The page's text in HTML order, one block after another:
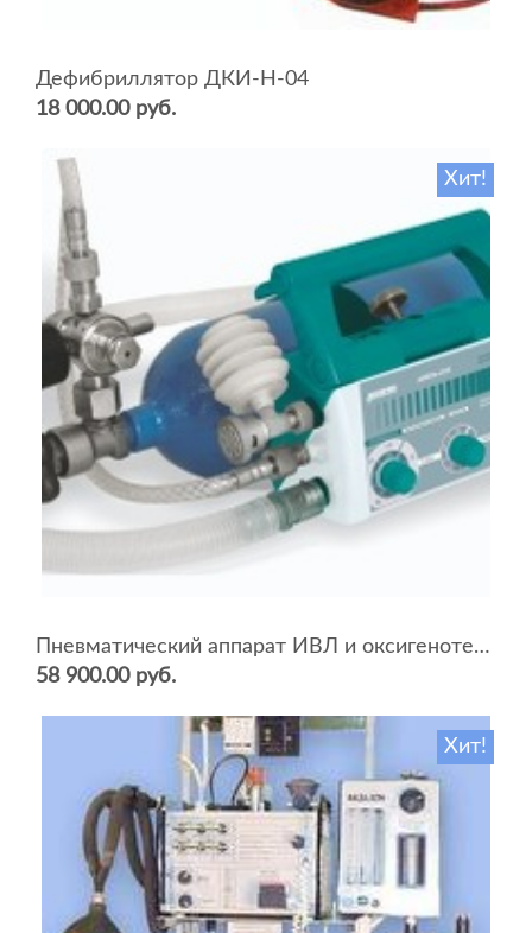
Дефибриллятор ДКИ-Н-04
18 000.00 руб.
Хит!
Пневматический аппарат ИВЛ и оксигенотерапии портативный АИВЛп-2/20-«ТМТ»
58 900.00 руб.
Хит!